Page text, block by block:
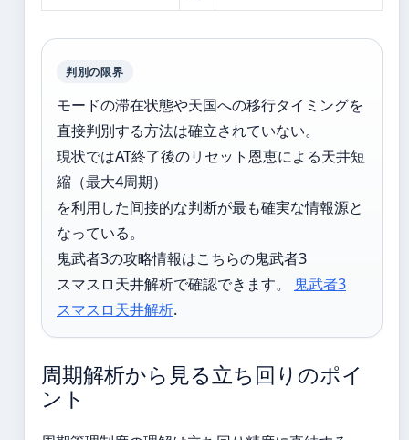
判別の限界
モードの滞在状態や天国への移行タイミングを
直接判別する方法は確立されていない。
現状ではAT終了後のリセット恩恵による天井短
縮（最大4周期）
を利用した间接的な判断が最も確実な情報源と
なっている。
鬼武者3の攻略情報はこちらの鬼武者3
スマスロ天井解析で確認できます。 鬼武者3
スマスロ天井解析.
周期解析から見る立ち回りのポイ
ント